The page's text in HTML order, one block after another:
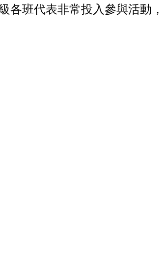
各班代表非常投入參與活動